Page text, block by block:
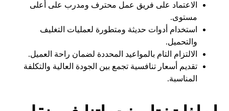
الاعتماد على فريق عمل محترف ومدرب على أعلى
مستوى.
استخدام أدوات حديثة ومتطورة لعمليات التغليف
والتحميل.
الالتزام التام بالمواعيد المحددة لضمان راحة العميل.
تقديم أسعار تنافسية تجمع بين الجودة العالية والتكلفة
المناسبة.